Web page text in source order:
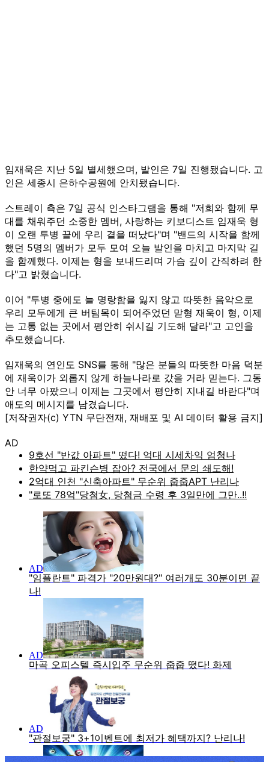
임재욱은 지난 5일 별세했으며, 발인은 7일 진행됐습니다. 고
인은 세종시 은하수공원에 안치됐습니다.
스트레이 측은 7일 공식 인스타그램을 통해 "저희와 함께 무
대를 채워주던 소중한 멤버, 사랑하는 키보디스트 임재욱 형
이 오랜 투병 끝에 우리 곁을 떠났다"며 "밴드의 시작을 함께
했던 5명의 멤버가 모두 모여 오늘 발인을 마치고 마지막 길
을 함께했다. 이제는 형을 보내드리며 가슴 깊이 간직하려 한
다"고 밝혔습니다.
이어 "투병 중에도 늘 명랑함을 잃지 않고 따뜻한 음악으로
우리 모두에게 큰 버팀목이 되어주었던 맏형 재욱이 형, 이제
는 고통 없는 곳에서 평안히 쉬시길 기도해 달라"고 고인을
추모했습니다.
임재욱의 연인도 SNS를 통해 "많은 분들의 따뜻한 마음 덕분
에 재욱이가 외롭지 않게 하늘나라로 갔을 거라 믿는다. 그동
안 너무 아팠으니 이제는 그곳에서 평안히 지내길 바란다"며
애도의 메시지를 남겼습니다.
[저작권자(c) YTN 무단전재, 재배포 및 AI 데이터 활용 금지]
AD